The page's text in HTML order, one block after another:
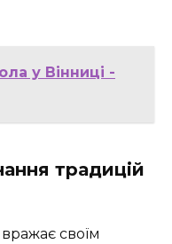
у Вінниці -
традицій
своїм